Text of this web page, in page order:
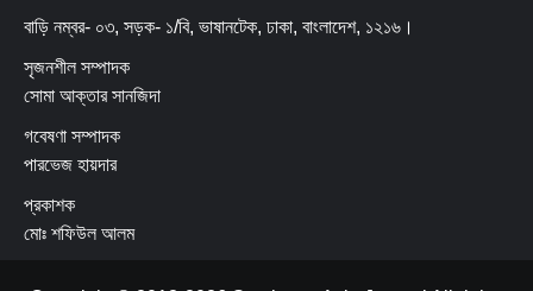
বাড়ি নম্বর- ০৩, সড়ক- ১/বি, ভাষানটেক, ঢাকা, বাংলাদেশ, ১২১৬।
সৃজনশীল সম্পাদক
সোমা আক্তার সানজিদা
গবেষণা সম্পাদক
পারভেজ হায়দার
প্রকাশক
মোঃ শফিউল আলম